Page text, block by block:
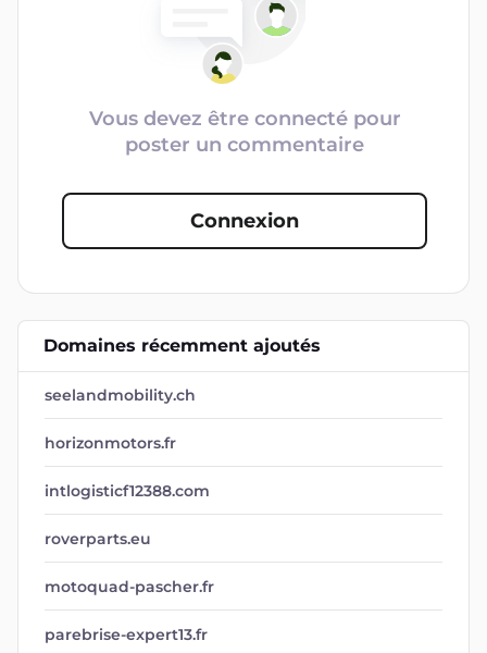
Vous devez être connecté pour
poster un commentaire
Connexion
Domaines récemment ajoutés
seelandmobility.ch
horizonmotors.fr
intlogisticf12388.com
roverparts.eu
motoquad-pascher.fr
parebrise-expert13.fr